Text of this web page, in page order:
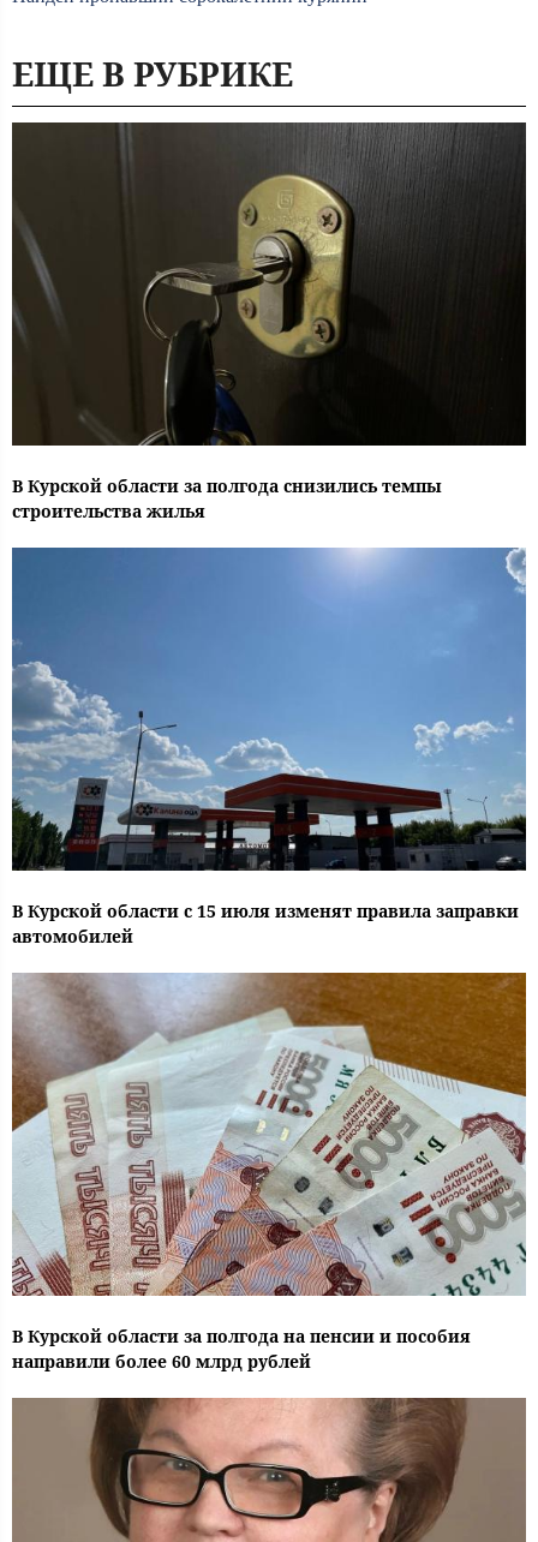
ЕЩЕ В РУБРИКЕ
В Курской области за полгода снизились темпы
строительства жилья
В Курской области с 15 июля изменят правила заправки
автомобилей
В Курской области за полгода на пенсии и пособия
направили более 60 млрд рублей